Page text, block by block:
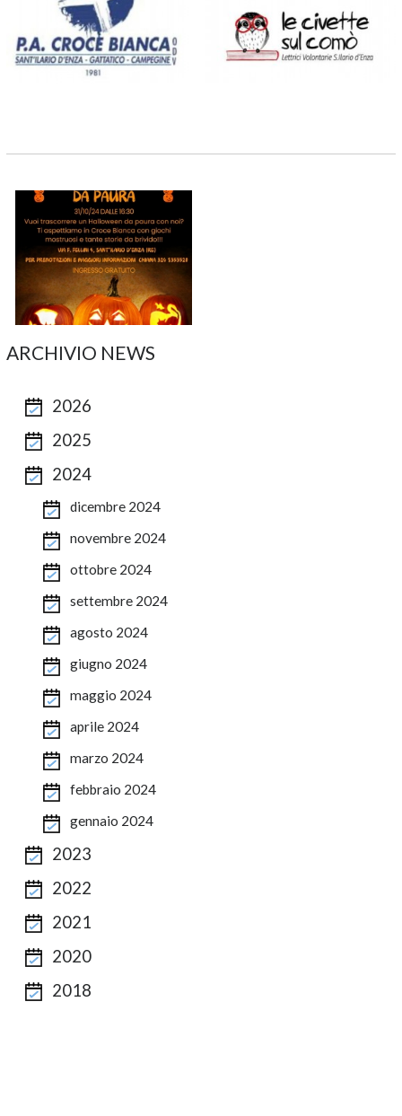
ARCHIVIO NEWS
2026
2025
2024
dicembre 2024
novembre 2024
ottobre 2024
settembre 2024
agosto 2024
giugno 2024
maggio 2024
aprile 2024
marzo 2024
febbraio 2024
gennaio 2024
2023
2022
2021
2020
2018